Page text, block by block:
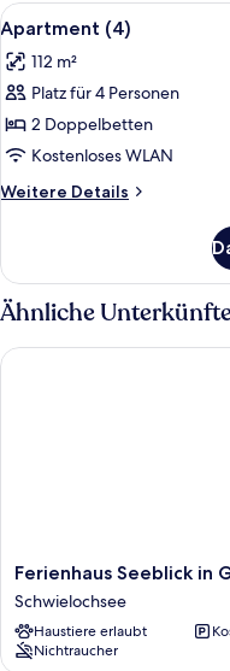
Alle
Fotos
für
Apartment
(4)
anzeigen
6
Apartment (4)
112 m²
Platz für 4 Personen
2 Doppelbetten
Kostenloses WLAN
Weitere Details
Weitere
(4)
Ähnliche
Ferienhaus
Seeblick
in
Goyatz
Schwielochsee
Ferienhaus Seeblick in
Schwielochsee
Haustiere erlaubt
Nichtraucher
Ferienhaus Seeblick in